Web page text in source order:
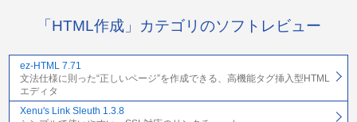
「HTML作成」カテゴリのソフトレビュー
ez-HTML 7.71
文法仕様に則った“正しいページ”を作成できる、高機能タグ挿入型HTML
エディタ
Xenu's Link Sleuth 1.3.8